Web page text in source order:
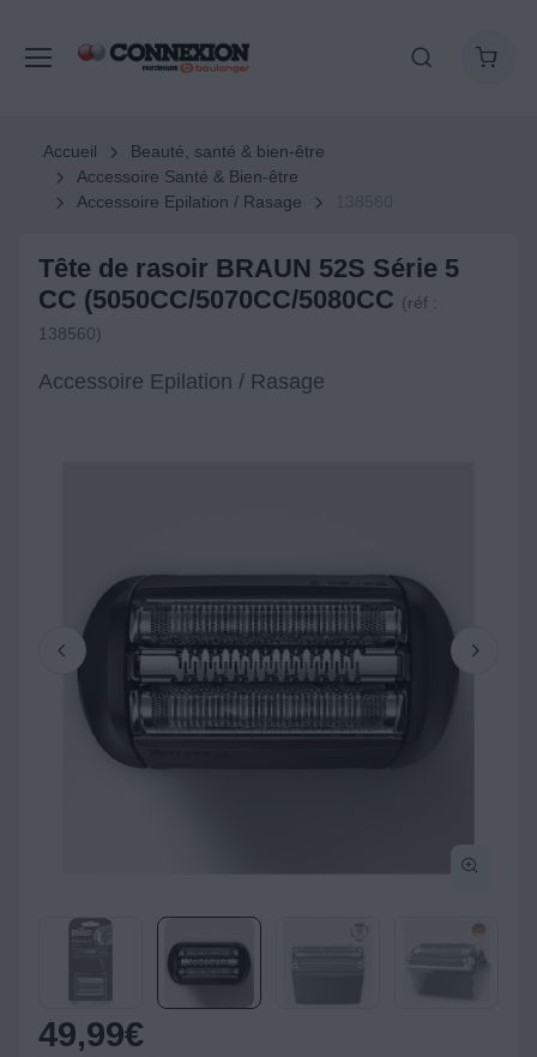
Accueil
Beauté, santé & bien-être
Accessoire Santé & Bien-être
Accessoire Epilation / Rasage
Tête de rasoir BRAUN 52S Série 5
CC (5050CC/5070CC/5080CC (réf :
138560)
Accessoire Epilation / Rasage
49,99€